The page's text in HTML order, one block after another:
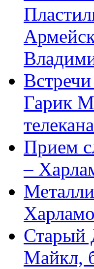
Гарик
Прием
–
Старый
Майкл,